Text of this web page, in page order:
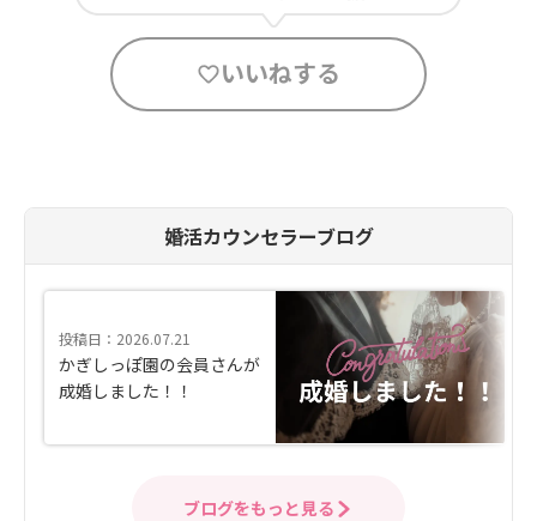
いいねする
婚活カウンセラーブログ
投稿日：2026.07.21
かぎしっぽ園の会員さんが
成婚しました！！
ブログをもっと見る